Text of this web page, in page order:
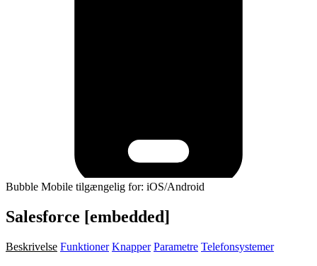
Bubble Mobile tilgængelig for: iOS/Android
Salesforce [embedded]
Beskrivelse Funktioner Knapper Parametre Telefonsystemer